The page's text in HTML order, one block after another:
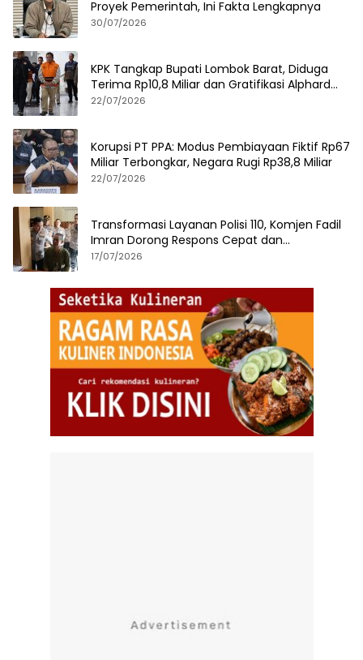
Proyek Pemerintah, Ini Fakta Lengkapnya
30/07/2026
KPK Tangkap Bupati Lombok Barat, Diduga
Terima Rp10,8 Miliar dan Gratifikasi Alphard
hingga iPhone 17 Pro
22/07/2026
Korupsi PT PPA: Modus Pembiayaan Fiktif Rp67
Miliar Terbongkar, Negara Rugi Rp38,8 Miliar
22/07/2026
Transformasi Layanan Polisi 110, Komjen Fadil
Imran Dorong Respons Cepat dan
Terintegrasi
17/07/2026